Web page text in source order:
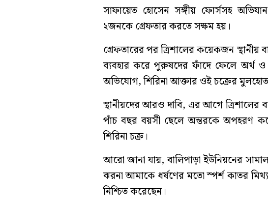
সাফায়েত হোসেন সঙ্গীয় ফোর্সসহ
২জনকে গ্রেফতার করতে সক্ষম হয়।
গ্রেফতারের পর ত্রিশালের কয়েকজন স্থানীয়
ব্যবহার করে পুরুষদের ফাঁদে ফেলে অর্থ ও
অভিযোগ, শিরিনা আক্তার ওই চক্রের
স্থানীয়দের আরও দাবি, এর আগে
পাঁচ বছর বয়সী ছেলে অন্তরকে অপহরণ
শিরিনা চক্র।
আরো জানা যায়, বালিপাড়া ইউনিয়নের
ঝরনা আমাকে ধর্ষণের মতো স্পর্শ কাতর
নিশ্চিত করেছেন।